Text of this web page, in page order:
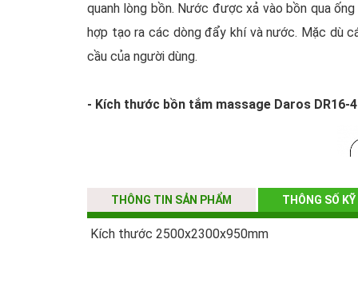
quanh lòng bồn. Nước được xả vào bồn qua
hợp tạo ra các dòng đẩy khí và nước. Mặc dù
cầu của người dùng.
- Kích thước bồn tắm massage Daros DR16-
THÔNG TIN SẢN PHẨM THÔNG SỐ
Kích thước 2500x2300x950mm